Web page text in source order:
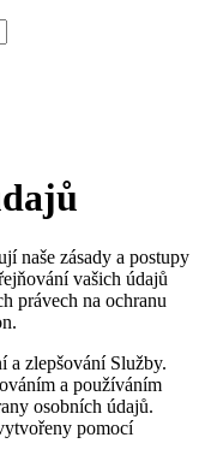
naše zásady a postupy
vašich údajů
právech na ochranu
a zlepšování Služby.
a používáním
osobních údajů.
pomocí